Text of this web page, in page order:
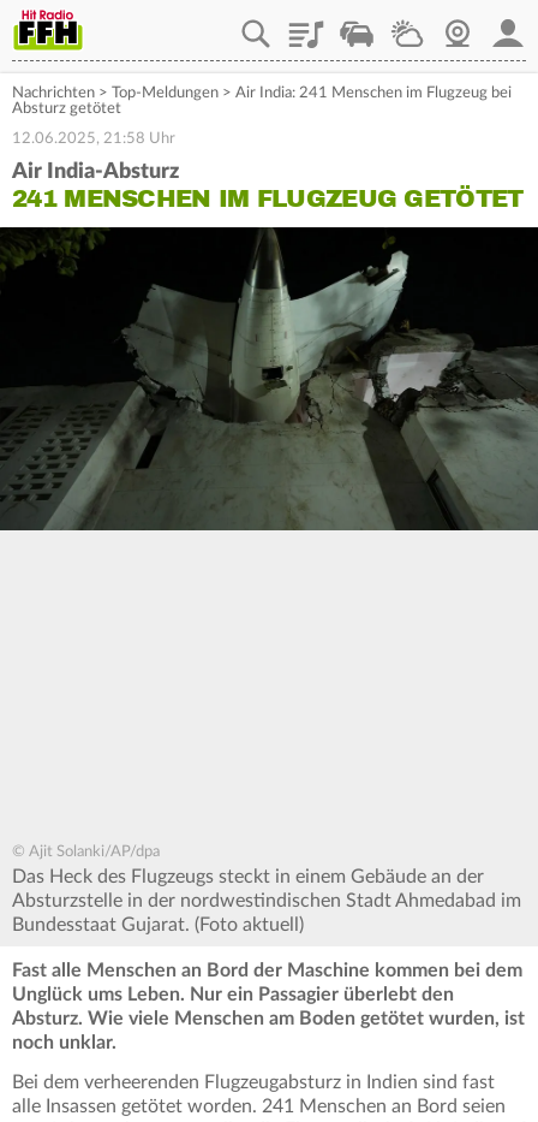
PlaylistStaupilotWetterWebcam
Nachrichten > Top-Meldungen > Air India: 241 Menschen im Flugzeug bei
Absturz getötet
12.06.2025, 21:58 Uhr
Air India-Absturz
241 MENSCHEN IM FLUGZEUG GETÖTET
© Ajit Solanki/AP/dpa
Das Heck des Flugzeugs steckt in einem Gebäude an der
Absturzstelle in der nordwestindischen Stadt Ahmedabad im
Bundesstaat Gujarat. (Foto aktuell)
Fast alle Menschen an Bord der Maschine kommen bei dem
Unglück ums Leben. Nur ein Passagier überlebt den
Absturz. Wie viele Menschen am Boden getötet wurden, ist
noch unklar.
Bei dem verheerenden Flugzeugabsturz in Indien sind fast
alle Insassen getötet worden. 241 Menschen an Bord seien